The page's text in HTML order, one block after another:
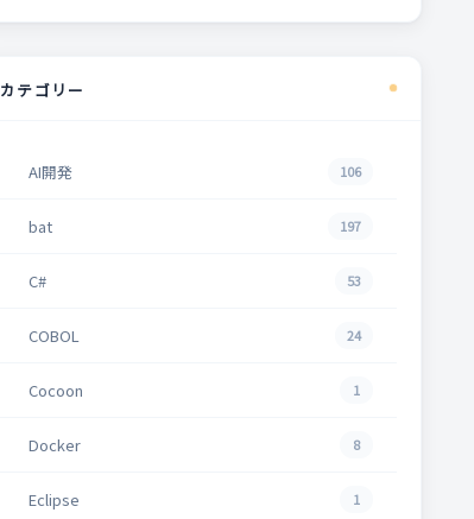
カテゴリー
AI開発 106
bat 197
C# 53
COBOL 24
Cocoon 1
Docker 8
Eclipse 1